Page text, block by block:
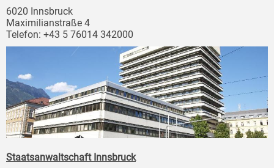
6020 Innsbruck
Maximilianstraße 4
Telefon: +43 5 76014 342000
Staatsanwaltschaft Innsbruck